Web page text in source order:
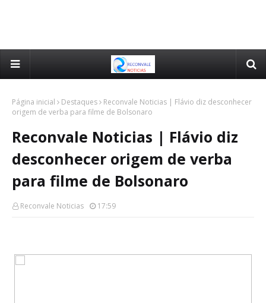
Página inicial Destaques
Reconvale Noticias | Flávio diz desconhecer
origem de verba para filme de Bolsonaro
Reconvale Noticias | Flávio diz
desconhecer origem de verba
para filme de Bolsonaro
Reconvale Noticias 17:59